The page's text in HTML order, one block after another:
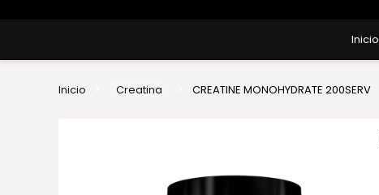
Inicio
Inicio Creatina CREATINE MONOHYDRATE 200SERV